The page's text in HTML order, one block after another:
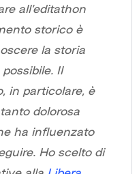
all’editathon
storico è
la storia
Il
in particolare, è
dolorosa
ha influenzato
Ho scelto di